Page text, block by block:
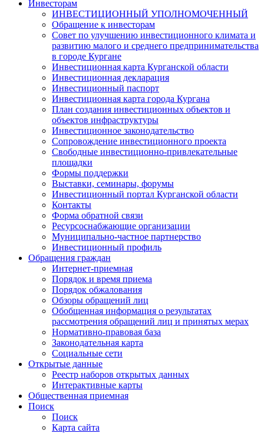
Инвесторам
ИНВЕСТИЦИОННЫЙ УПОЛНОМОЧЕННЫЙ
Обращение к инвесторам
Совет по улучшению инвестиционного климата и
развитию малого и среднего предпринимательства
в городе Кургане
Инвестиционная карта Курганской области
Инвестиционная декларация
Инвестиционный паспорт
Инвестиционная карта города Кургана
План создания инвестиционных объектов и
объектов инфраструктуры
Инвестиционное законодательство
Сопровождение инвестиционного проекта
Свободные инвестиционно-привлекательные
площадки
Формы поддержки
Выставки, семинары, форумы
Инвестиционный портал Курганской области
Контакты
Форма обратной связи
Ресурсоснабжающие организации
Муниципально-частное партнерство
Инвестиционный профиль
Обращения граждан
Интернет-приемная
Порядок и время приема
Порядок обжалования
Обзоры обращений лиц
Обобщенная информация о результатах
рассмотрения обращений лиц и принятых мерах
Нормативно-правовая база
Законодательная карта
Социальные сети
Открытые данные
Реестр наборов открытых данных
Интерактивные карты
Общественная приемная
Поиск
Поиск
Карта сайта